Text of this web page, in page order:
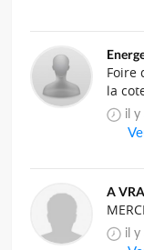
Foire
la
il
A
il